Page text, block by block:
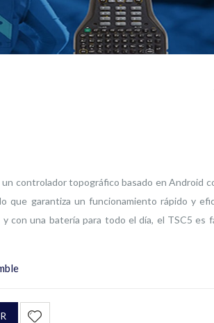
controlador topográfico basado en Android
que garantiza un funcionamiento rápido y
con una batería para todo el día, el TSC5 es